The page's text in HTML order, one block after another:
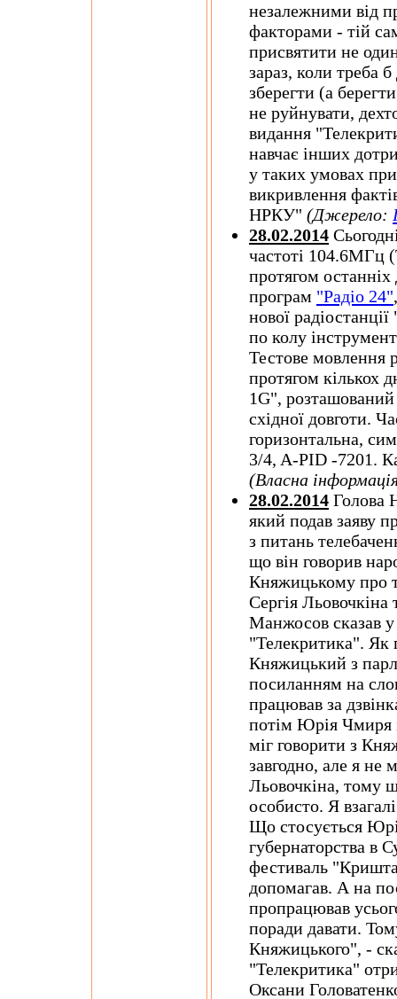
незалежними від
факторами - тій
присвятити не
зараз, коли треба
зберегти (а
не руйнувати,
видання
навчає інших
у таких умовах
викривлення
НРКУ" (Джерело:
28.02.2014
частоті 104.6МГц
протягом останніх
програм "Радіо 24"
нової
по колу
Тестове мовлення
протягом кількох
1G", розташований
східної довготи.
горизонтальна,
3/4, A-PID -7201.
(Власна
28.02.2014 Голова
який подав заяву
з питань
що він говорив
Княжицькому про
Сергія
Манжосов сказав
"Телекритика". Як
Княжицький з
посиланням на
працював за
потім Юрія Чмиря
міг говорити з
завгодно, але я не
Льовочкіна, тому
особисто. Я
Що стосується
губернаторства в
фестиваль
допомагав. А на
пропрацював
поради давати.
Княжицького", -
"Телекритика"
Оксани